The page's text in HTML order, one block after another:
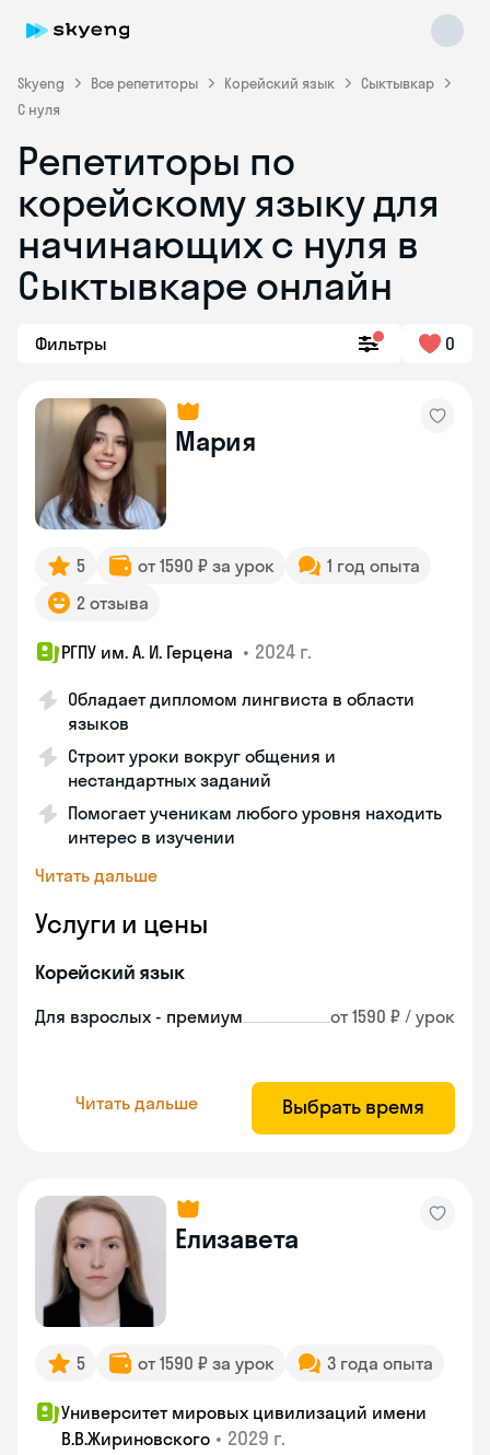
Skyeng Все репетиторы Корейский язык
Сыктывкар
С нуля
Репетиторы по
корейскому языку для
начинающих с нуля в
Сыктывкаре онлайн
Фильтры 0
Мария
5 от 1590 ₽ за урок
1 год опыта
2 отзыва
РГПУ им. А. И. Герцена • 2024 г.
Обладает дипломом лингвиста в области
языков
Строит уроки вокруг общения и
нестандартных заданий
Помогает ученикам любого уровня находить
интерес в изучении
Читать дальше
Услуги и цены
Корейский язык
Для взрослых - премиум от 1590 ₽ / урок
Читать дальше Выбрать время
Елизавета
5 от 1590 ₽ за урок 3 года опыта
Университет мировых цивилизаций имени
В.В.Жириновского • 2029 г.
Skyeng Chat
online